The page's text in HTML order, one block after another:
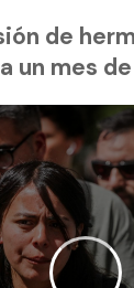
de
un mes